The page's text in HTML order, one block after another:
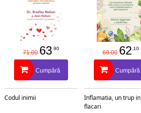
71.00 63 .90
Cumpără
Codul inimii
69.00 62 .10
Cumpără
Inflamatia, un trup in
flacari